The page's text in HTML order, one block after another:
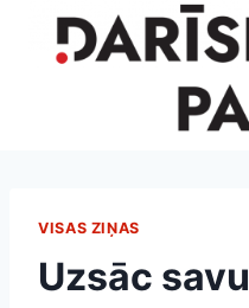
VISAS ZIŅAS
Uzsāc savu